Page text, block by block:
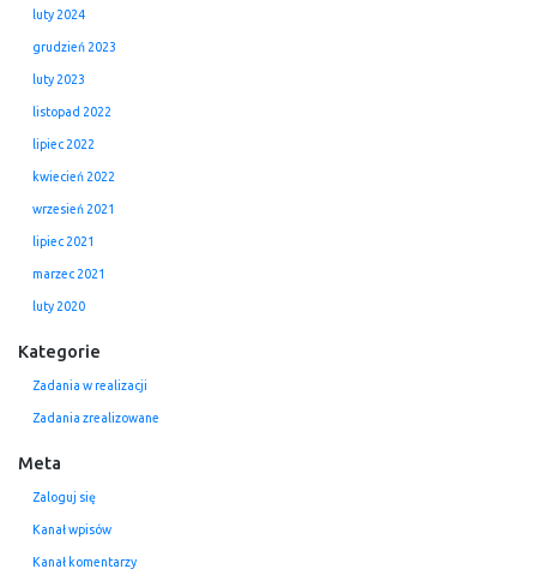
luty 2024
grudzień 2023
luty 2023
listopad 2022
lipiec 2022
kwiecień 2022
wrzesień 2021
lipiec 2021
marzec 2021
luty 2020
Kategorie
Zadania w realizacji
Zadania zrealizowane
Meta
Zaloguj się
Kanał wpisów
Kanał komentarzy